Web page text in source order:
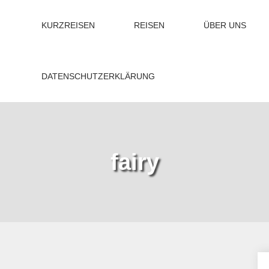
KURZREISEN REISEN ÜBER UNS
DATENSCHUTZERKLÄRUNG
fairy